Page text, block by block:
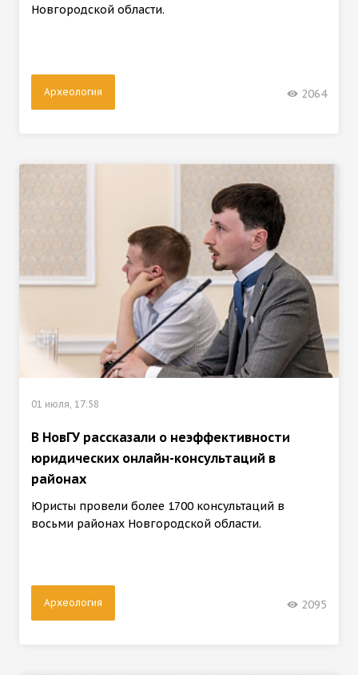
Новгородской области.
Археология 2064
01 июля, 17:58
В НовГУ рассказали о неэффективности
юридических онлайн-консультаций в
районах
Юристы провели более 1700 консультаций в
восьми районах Новгородской области.
Археология 2095